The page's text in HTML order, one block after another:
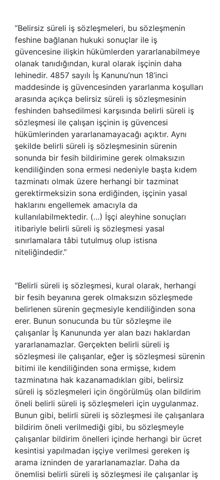
“Belirsiz süreli iş sözleşmeleri, bu sözleşmenin
feshine bağlanan hukuki sonuçlar ile iş
güvencesine ilişkin hükümlerden yararlanabilmeye
olanak tanıdığından, kural olarak işçinin daha
lehinedir. 4857 sayılı İş Kanunu’nun 18’inci
maddesinde iş güvencesinden yararlanma koşulları
arasında açıkça belirsiz süreli iş sözleşmesinin
feshinden bahsedilmesi karşısında belirli süreli iş
sözleşmesi ile çalışan işçinin iş güvencesi
hükümlerinden yararlanamayacağı açıktır. Aynı
şekilde belirli süreli iş sözleşmesinin sürenin
sonunda bir fesih bildirimine gerek olmaksızın
kendiliğinden sona ermesi nedeniyle başta kıdem
tazminatı olmak üzere herhangi bir tazminat
gerektirmeksizin sona erdiğinden, işçinin yasal
haklarını engellemek amacıyla da
kullanılabilmektedir. (…) İşçi aleyhine sonuçları
itibariyle belirli süreli iş sözleşmesi yasal
sınırlamalara tâbi tutulmuş olup istisna
niteliğindedir.”
“Belirli süreli iş sözleşmesi, kural olarak, herhangi
bir fesih beyanına gerek olmaksızın sözleşmede
belirlenen sürenin geçmesiyle kendiliğinden sona
erer. Bunun sonucunda bu tür sözleşme ile
çalışanlar İş Kanununda yer alan bazı haklardan
yararlanamazlar. Gerçekten belirli süreli iş
sözleşmesi ile çalışanlar, eğer iş sözleşmesi sürenin
bitimi ile kendiliğinden sona ermişse, kıdem
tazminatına hak kazanamadıkları gibi, belirsiz
süreli iş sözleşmeleri için öngörülmüş olan bildirim
öneli belirli süreli iş sözleşmeleri için uygulanmaz.
Bunun gibi, belirli süreli iş sözleşmesi ile çalışanlara
bildirim öneli verilmediği gibi, bu sözleşmeyle
çalışanlar bildirim önelleri içinde herhangi bir ücret
kesintisi yapılmadan işçiye verilmesi gereken iş
arama izninden de yararlanamazlar. Daha da
önemlisi belirli süreli iş sözleşmesi ile çalışanlar iş